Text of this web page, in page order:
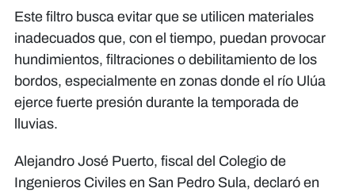
Este filtro busca evitar que se utilicen materiales
inadecuados que, con el tiempo, puedan provocar
hundimientos, filtraciones o debilitamiento de los
bordos, especialmente en zonas donde el río Ulúa
ejerce fuerte presión durante la temporada de
lluvias.
Alejandro José Puerto, fiscal del Colegio de
Ingenieros Civiles en San Pedro Sula, declaró en